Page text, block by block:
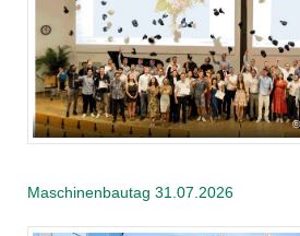
Maschinenbautag 31.07.2026